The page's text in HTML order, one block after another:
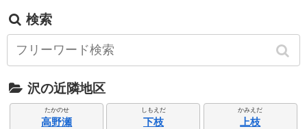
検索
沢の近隣地区
たかのせ
高野瀬
しもえだ
下枝
かみえだ
上枝